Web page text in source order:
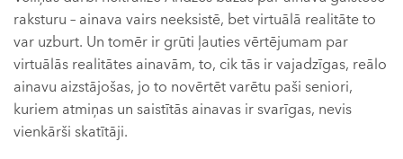
raksturu – ainava vairs neeksistē, bet virtuālā realitāte to
var uzburt. Un tomēr ir grūti ļauties vērtējumam par
virtuālās realitātes ainavām, to, cik tās ir vajadzīgas, reālo
ainavu aizstājošas, jo to novērtēt varētu paši seniori,
kuriem atmiņas un saistītās ainavas ir svarīgas, nevis
vienkārši skatītāji.